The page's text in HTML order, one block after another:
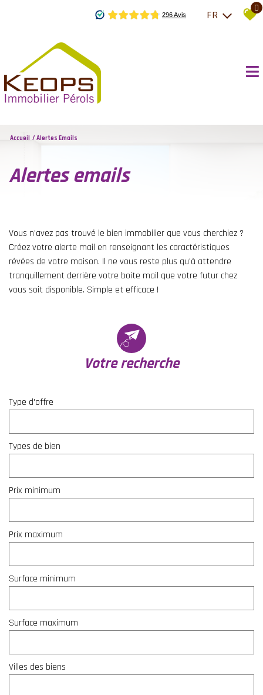
FR
0
Accueil Alertes Emails
alertes emails
Vous n'avez pas trouvé le bien immobilier que vous cherchiez ?
Créez votre alerte mail en renseignant les caractéristiques
révées de votre maison. Il ne vous reste plus qu'à attendre
tranquillement derrière votre boite mail que votre futur chez
vous soit disponible. Simple et efficace !
votre recherche
Type d'offre
Types de bien
Prix minimum
Prix maximum
Surface minimum
Surface maximum
Villes des biens